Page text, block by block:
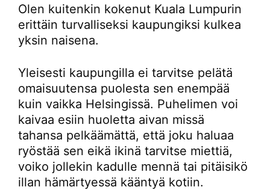
Olen kuitenkin kokenut Kuala Lumpurin
erittäin turvalliseksi kaupungiksi kulkea
yksin naisena.
Yleisesti kaupungilla ei tarvitse pelätä
omaisuutensa puolesta sen enempää
kuin vaikka Helsingissä. Puhelimen voi
kaivaa esiin huoletta aivan missä
tahansa pelkäämättä, että joku haluaa
ryöstää sen eikä ikinä tarvitse miettiä,
voiko jollekin kadulle mennä tai pitäisikö
illan hämärtyessä kääntyä kotiin.